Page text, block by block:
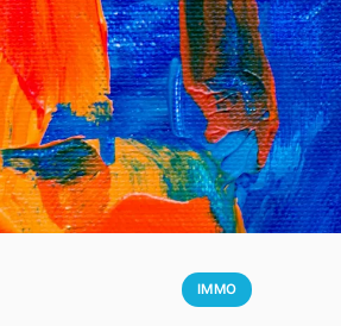
IMMO